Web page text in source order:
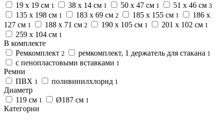
19 х 19 см 1 38 х 14 см 1 50 х 47 см 1 51 х 46 см 3
135 х 198 см 1 183 х 69 см 2 185 х 155 см 1
186 х
127 см 1 188 х 71 см 2 190 х 105 см 1 201 х 102 см 1
259 х 104 см 1
В комплекте
Ремкомплект 2 ремкомплект, 1 держатель для стакана 1
с пенопластовыми вставками 1
Ремни
ПВХ 1 поливинилхлорид 1
Диаметр
119 см 1 Ø187 см 1
Категории